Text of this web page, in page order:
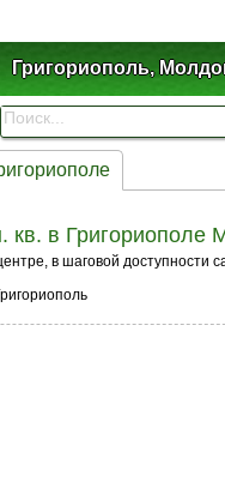
Григориополь,
кв. в Григориополе
в шаговой доступности